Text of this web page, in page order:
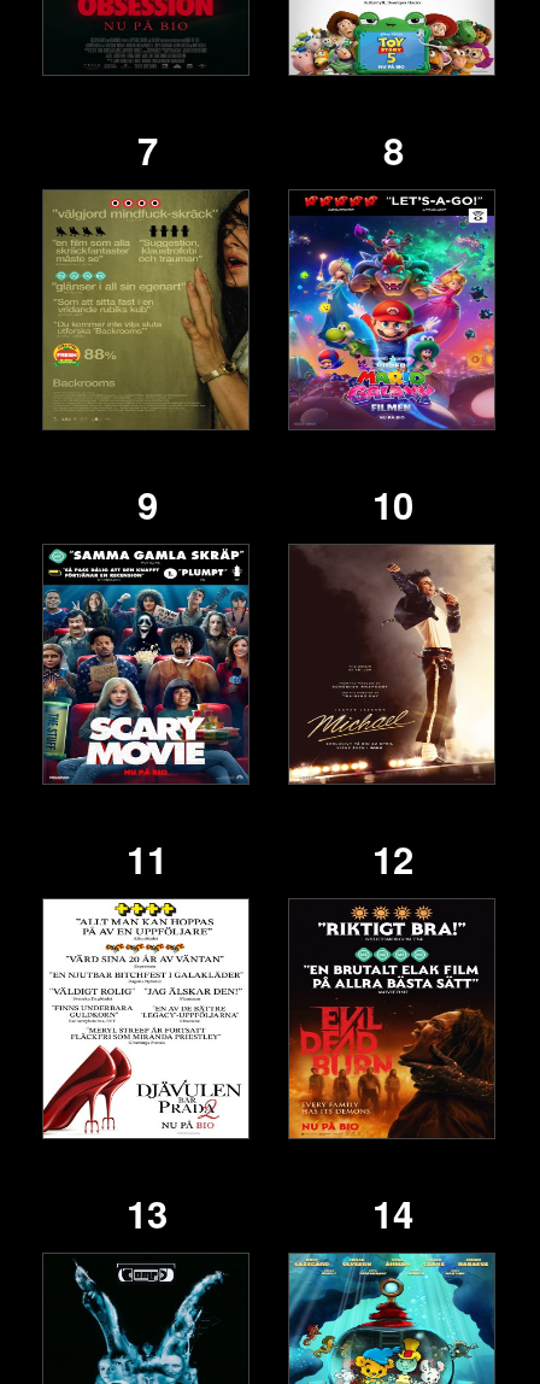
7 8
9 10
11 12
13 14